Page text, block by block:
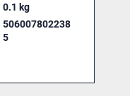
0.1 kg
506007802238
5